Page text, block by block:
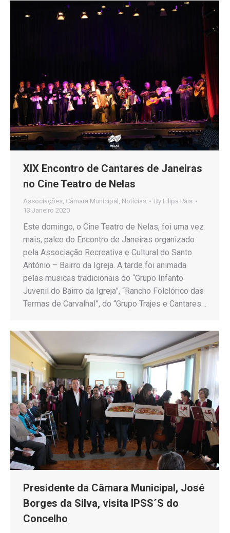
XIX Encontro de Cantares de Janeiras
no Cine Teatro de Nelas
Associações, Câmara Municipal , Notícias By Filipa Pais
13 Janeiro 2020
Este domingo, o Cine Teatro de Nelas, foi uma vez
mais, palco do Encontro de Janeiras organizado
pela Associação Recreativa e Cultural do Santo
António – Bairro da Igreja. A tarde foi animada
pelas musicas tradicionais do “Grupo Infanto
Juvenil do Bairro da Igreja”, “Rancho Folclórico das
Termas de Carvalhal”, do “Grupo Trajes e Cantares…
Presidente da Câmara Municipal, José
Borges da Silva, visita IPSS´S do
Concelho